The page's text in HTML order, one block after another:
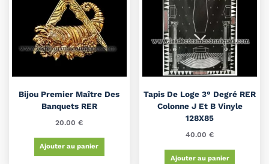
Bijou Premier Maître Des
Banquets RER
20.00€
Ajouter au panier
Tapis De Loge 3° Degré RER
Colonne J Et B Vinyle
128X85
40.00€
Ajouter au panier